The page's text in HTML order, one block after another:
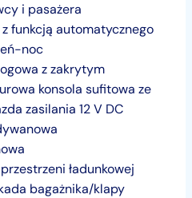
i pasażera
funkcją automatycznego
noc
z zakrytym
konsola sufitowa ze
zasilania 12 V DC
ładunkowej
bagażnika/klapy